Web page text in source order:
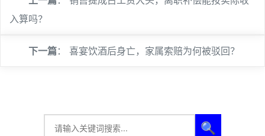
入算吗？
下一篇： 喜宴饮酒后身亡，家属索赔为何被驳回？
🔍